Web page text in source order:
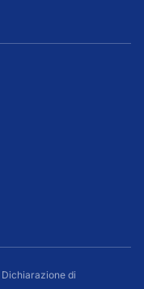
Dichiarazione di